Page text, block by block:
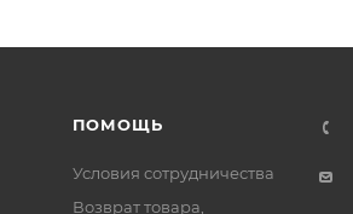
ПОМОЩЬ
Условия сотрудничества
Возврат товара,